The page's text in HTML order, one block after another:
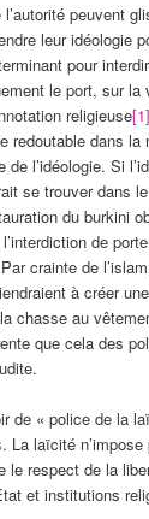
peuvent
leur idéologie
pour
le port, sur la
religieuse[1]
redoutable dans
de l’idéologie. Si
se trouver dans
du burkini
de
crainte de
à créer
chasse au
que cela des
de « police de la
La laïcité n’impose
le respect de la
et institutions